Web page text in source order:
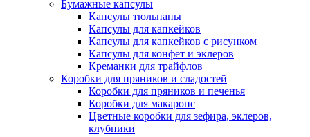
Бумажные капсулы
Капсулы тюльпаны
Капсулы для капкейков
Капсулы для капкейков с рисунком
Капсулы для конфет и эклеров
Креманки для трайфлов
Коробки для пряников и сладостей
Коробки для пряников и печенья
Коробки для макаронс
Цветные коробки для зефира, эклеров,
клубники